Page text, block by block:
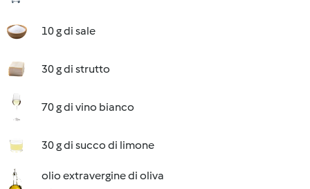
10 g di sale
30 g di strutto
70 g di vino bianco
30 g di succo di limone
olio extravergine di oliva